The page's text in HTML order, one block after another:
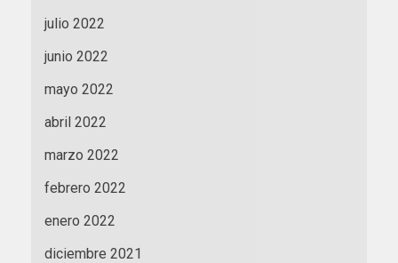
julio 2022
junio 2022
mayo 2022
abril 2022
marzo 2022
febrero 2022
enero 2022
diciembre 2021